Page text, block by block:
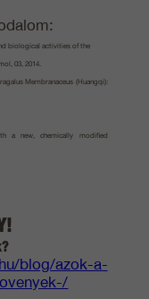
biological activities of the
03, 2014.
Membranaceus (Huangqi):
a new, chemically modified
blog/azok-a-